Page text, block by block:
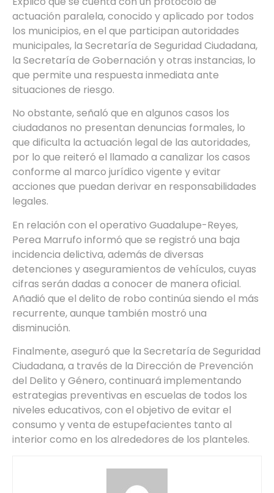
actuación paralela, conocido y aplicado por todos
los municipios, en el que participan autoridades
municipales, la Secretaría de Seguridad Ciudadana,
la Secretaría de Gobernación y otras instancias, lo
que permite una respuesta inmediata ante
situaciones de riesgo.
No obstante, señaló que en algunos casos los
ciudadanos no presentan denuncias formales, lo
que dificulta la actuación legal de las autoridades,
por lo que reiteró el llamado a canalizar los casos
conforme al marco jurídico vigente y evitar
acciones que puedan derivar en responsabilidades
legales.
En relación con el operativo Guadalupe-Reyes,
Perea Marrufo informó que se registró una baja
incidencia delictiva, además de diversas
detenciones y aseguramientos de vehículos, cuyas
cifras serán dadas a conocer de manera oficial.
Añadió que el delito de robo continúa siendo el más
recurrente, aunque también mostró una
disminución.
Finalmente, aseguró que la Secretaría de Seguridad
Ciudadana, a través de la Dirección de Prevención
del Delito y Género, continuará implementando
estrategias preventivas en escuelas de todos los
niveles educativos, con el objetivo de evitar el
consumo y venta de estupefacientes tanto al
interior como en los alrededores de los planteles.